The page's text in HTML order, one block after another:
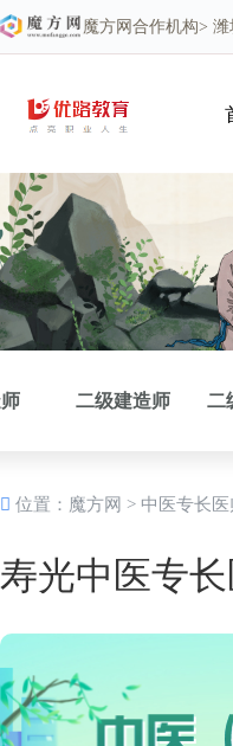
魔方网 合作机构> 潍
二级建造师 二
位置： 魔方网 > 中医专长医
寿光中医专